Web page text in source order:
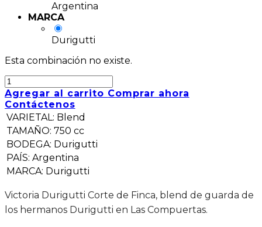
Argentina
MARCA
Durigutti
Esta combinación no existe.
Agregar al carrito Comprar ahora
Contáctenos
VARIETAL: Blend
TAMAÑO: 750 cc
BODEGA: Durigutti
PAÍS: Argentina
MARCA: Durigutti
Victoria Durigutti Corte de Finca, blend de guarda de
los hermanos Durigutti en Las Compuertas.